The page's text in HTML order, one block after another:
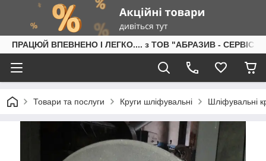
ПРАЦЮЙ ВПЕВНЕНО І ЛЕГКО.... з ТОВ "АБРАЗИВ - СЕРВІС"
Товари та послуги Круги шліфувальні Шліфувальні